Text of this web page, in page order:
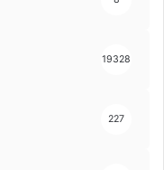
19328
227